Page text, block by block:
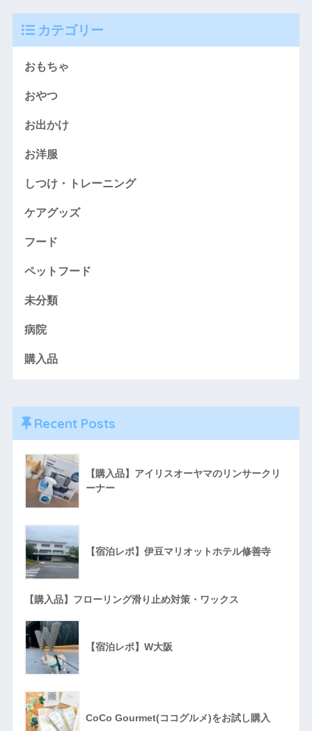
カテゴリー
おもちゃ
おやつ
お出かけ
お洋服
しつけ・トレーニング
ケアグッズ
フード
ペットフード
未分類
病院
購入品
Recent Posts
【購入品】アイリスオーヤマのリンサークリ
ーナー
【宿泊レポ】伊豆マリオットホテル修善寺
【購入品】フローリング滑り止め対策・ワックス
【宿泊レポ】W大阪
CoCo Gourmet(ココグルメ)をお試し購入